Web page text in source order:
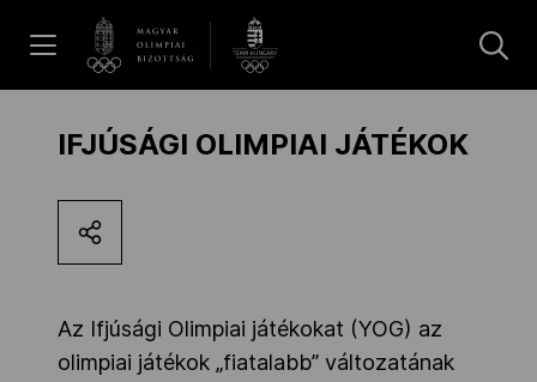
Hírek
Galéria
Dakar 2026
IFJÚSÁGI OLIMPIAI JÁTÉKOK
Az Ifjúsági Olimpiai játékokat (YOG) az
olimpiai játékok „fiatalabb” változatának